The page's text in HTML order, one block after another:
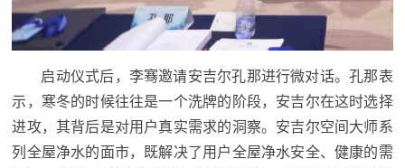
启动仪式后，李骞邀请安吉尔孔那进行微对话。孔那表
示，寒冬的时候往往是一个洗牌的阶段，安吉尔在这时选择
进攻，其背后是对用户真实需求的洞察。安吉尔空间大师系
列全屋净水的面市，既解决了用户全屋净水安全、健康的需